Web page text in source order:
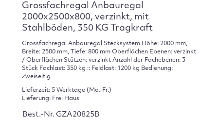
Grossfachregal Anbauregal
2000x2500x800, verzinkt, mit
Stahlböden, 350 KG Tragkraft
Grossfachregal Anbauregal Stecksystem Höhe: 2000 mm,
Breite: 2500 mm, Tiefe: 800 mm Oberflächen Ebenen: verzinkt
/ Oberflächen Stützen: verzinkt Anzahl der Fachebenen: 3
Stück Fachlast: 350 kg :: Feldlast: 1200 kg Bedienung:
Zweiseitig
Lieferzeit: 5 Werktage (Mo.-Fr.)
Lieferung: Frei Haus
Best.-Nr. GZA20825B